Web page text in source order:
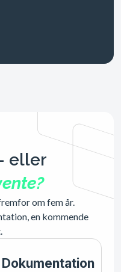
eller
om fem år.
en kommende
Dokumentation